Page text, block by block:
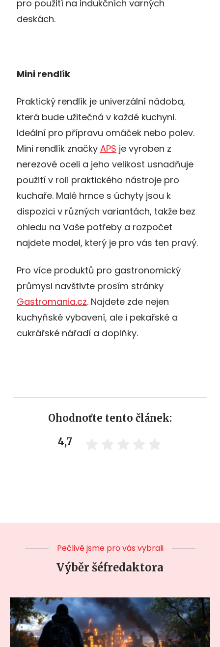
pro použití na indukčních varných
deskách.
Mini rendlík
Praktický rendlík je univerzální nádoba,
která bude užitečná v každé kuchyni.
Ideální pro přípravu omáček nebo polev.
Mini rendlík značky APS je vyroben z
nerezové oceli a jeho velikost usnadňuje
použití v roli praktického nástroje pro
kuchaře. Malé hrnce s úchyty jsou k
dispozici v různých variantách, takže bez
ohledu na Vaše potřeby a rozpočet
najdete model, který je pro vás ten pravý.
Pro více produktů pro gastronomický
průmysl navštivte prosím stránky
Gastromania.cz. Najdete zde nejen
kuchyňské vybavení, ale i pekařské a
cukrářské nářadí a doplňky.
Ohodnoťte tento článek:
4,7
Pečlivě jsme pro vás vybrali
Výběr šéfredaktora